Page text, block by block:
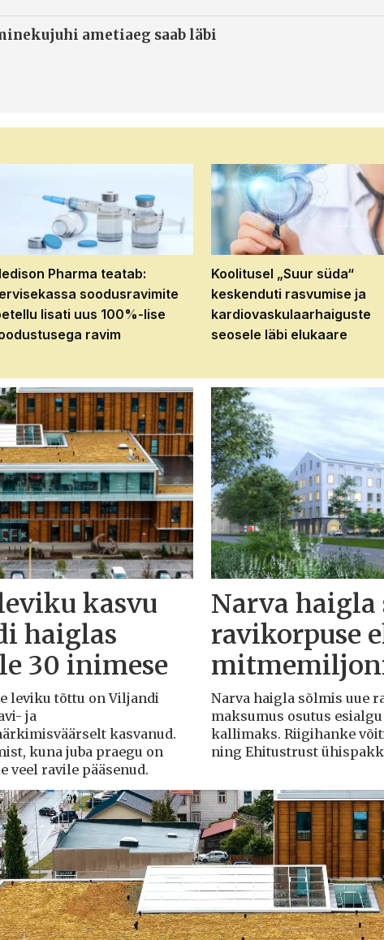
ametiaeg saab läbi
Pharma teatab:
soodusravimite
lisati uus 100%-lise
ravim
Koolitusel „Suur süda“
keskenduti rasvumise ja
kardiovaskulaarhaiguste
seosele läbi elukaare
kasvu
haiglas
30 inimese
leviku tõttu on Viljandi
ja
kasvanud.
kuna juba praegu on
veel ravile pääsenud.
Narva haigla
ravikorpuse
Narva haigla sõlmis uue
maksumus osutus
kallimaks. Riigihanke
ning Ehitustrust